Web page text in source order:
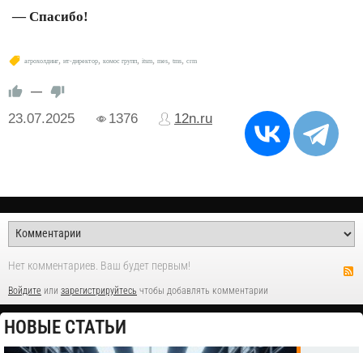
— Спасибо!
агрохолдинг ит-директор комос групп itsm mes tms crm
—
23.07.2025 1376 12n.ru
Нет комментариев. Ваш будет первым!
Войдите или зарегистрируйтесь чтобы добавлять комментарии
НОВЫЕ СТАТЬИ